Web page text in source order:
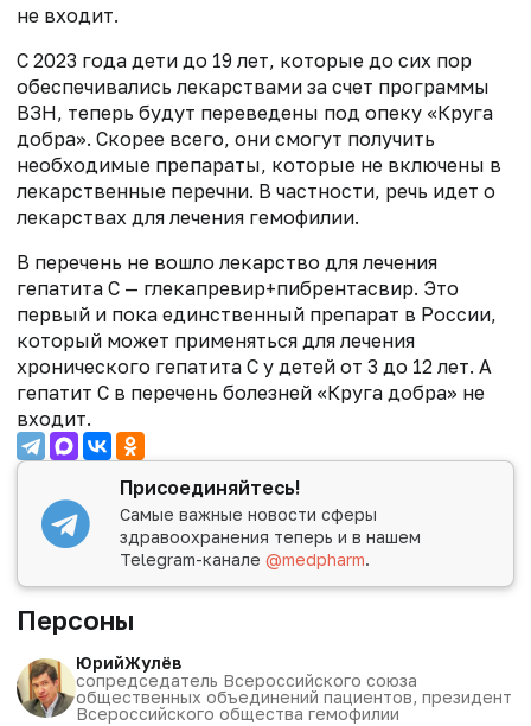
не входит.
С 2023 года дети до 19 лет, которые до сих пор
обеспечивались лекарствами за счет программы
ВЗН, теперь будут переведены под опеку «Круга
добра». Скорее всего, они смогут получить
необходимые препараты, которые не включены в
лекарственные перечни. В частности, речь идет о
лекарствах для лечения гемофилии.
В перечень не вошло лекарство для лечения
гепатита С — глекапревир+пибрентасвир. Это
первый и пока единственный препарат в России,
который может применяться для лечения
хронического гепатита С у детей от 3 до 12 лет. А
гепатит С в перечень болезней «Круга добра» не
входит.
Присоединяйтесь!
Самые важные новости сферы
здравоохранения теперь и в нашем
Telegram-канале@medpharm.
Персоны
ЮрийЖулёв
сопредседатель Всероссийского союза
общественных объединений пациентов, президент
Всероссийского общества гемофилии